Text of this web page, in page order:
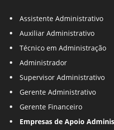
Assistente Administrativo
Auxiliar Administrativo
Técnico em Administração
Administrador
Supervisor Administrativo
Gerente Administrativo
Gerente Financeiro
Empresas de Apoio